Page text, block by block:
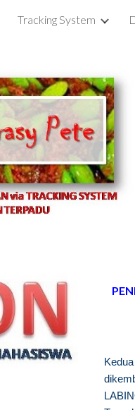
Skip to main
Tracking System